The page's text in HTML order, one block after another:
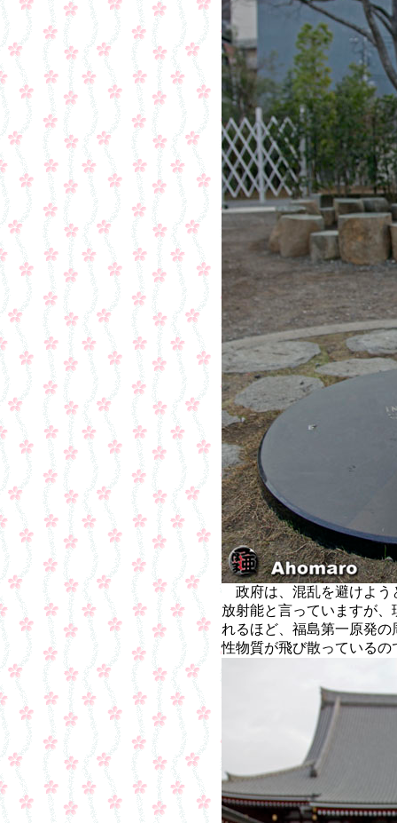
政府は、混乱を避けよう
放射能と言っていますが
れるほど、福島第一原発
性物質が飛び散っている